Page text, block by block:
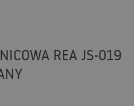
REA JS-019